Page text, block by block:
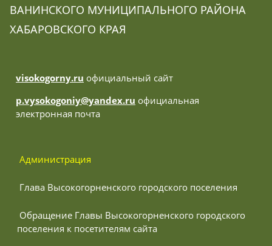
ВАНИНСКОГО МУНИЦИПАЛЬНОГО РАЙОНА
ХАБАРОВСКОГО КРАЯ
visokogorny.ru официальный сайт
p.vysokogoniy@yandex.ru официальная
электронная почта
Администрация
Глава Высокогорненского городского поселения
поселения к посетителям сайта